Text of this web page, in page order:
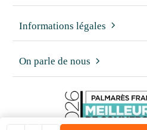
Informations légales
On parle de nous